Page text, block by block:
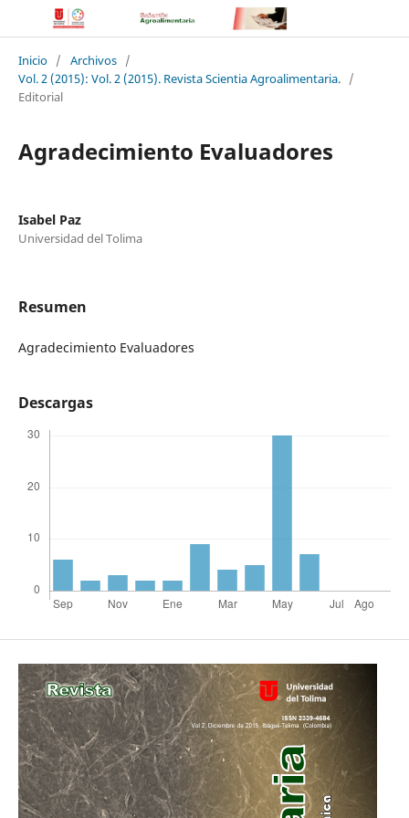
Inicio / Archivos /
Vol. 2 (2015): Vol. 2 (2015). Revista Scientia Agroalimentaria. /
Editorial
Agradecimiento Evaluadores
Isabel Paz
Universidad del Tolima
Resumen
Agradecimiento Evaluadores
Descargas